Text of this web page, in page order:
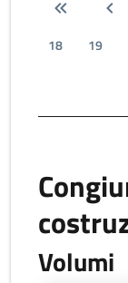
18
19
Volumi